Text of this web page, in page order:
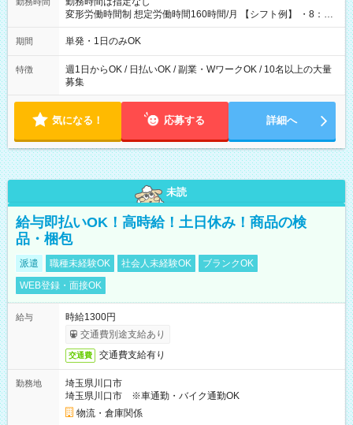
変形労働時間制 想定労働時間160時間/月 【シフト例】 ・8：00
～21：00
期間 単発・1日のみOK
特徴
週1日からOK / 日払いOK / 副業・WワークOK / 10名以上の大量
募集
気になる！ 応募する 詳細へ
未読
給与即払いOK！高時給！土日休み！商品の検
品・梱包
派遣 職種未経験OK 社会人未経験OK
ブランクOK
WEB登録・面接OK
給与
時給1300円
交通費別途支給あり
交通費 交通費支給有り
勤務地
埼玉県川口市
埼玉県川口市 ※車通勤・バイク通勤OK
物流・倉庫関係